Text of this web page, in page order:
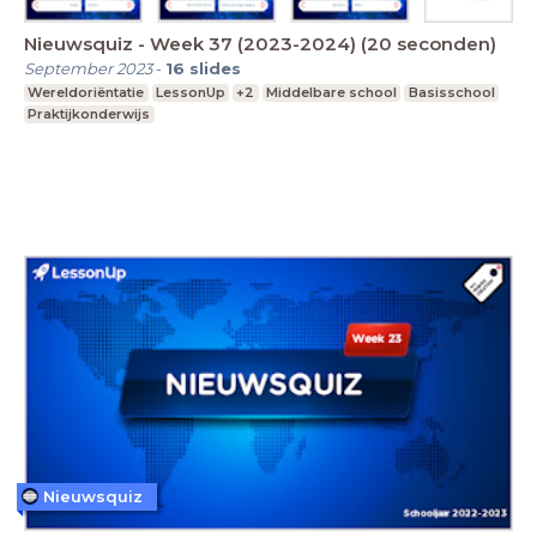
Nieuwsquiz - Week 37 (2023-2024) (20 seconden)
September 2023- 16 slides
Wereldoriëntatie LessonUp +2 Middelbare school
Basisschool
Praktijkonderwijs
Nieuwsquiz